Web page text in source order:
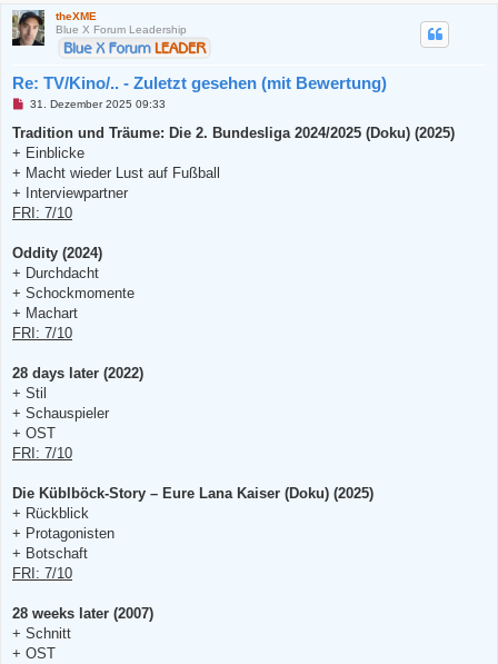
theXME
Blue X Forum Leadership
Re: TV/Kino/.. - Zuletzt gesehen (mit Bewertung)
U
g
l
e
e
n
e
B
i
t
a
g
31. Dezember 2025 09:33
Tradition und Träume: Die 2. Bundesliga 2024/2025 (Doku) (2025)
+ Einblicke
+ Macht wieder Lust auf Fußball
+ Interviewpartner
FRI: 7/10
Oddity (2024)
+ Durchdacht
+ Schockmomente
+ Machart
FRI: 7/10
28 days later (2022)
+ Stil
+ Schauspieler
+ OST
FRI: 7/10
Die Küblböck-Story – Eure Lana Kaiser (Doku) (2025)
+ Rückblick
+ Protagonisten
+ Botschaft
FRI: 7/10
28 weeks later (2007)
+ Schnitt
+ OST